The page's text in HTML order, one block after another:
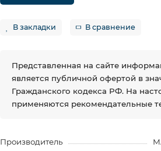
В закладки В сравнение
Представленная на сайте
является публичной офертой в
Гражданского кодекса РФ. На
применяются рекомендательные
Производитель